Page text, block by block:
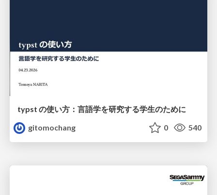
typst の使い方：言語学を研究する学生のために
gitomochang
0 540